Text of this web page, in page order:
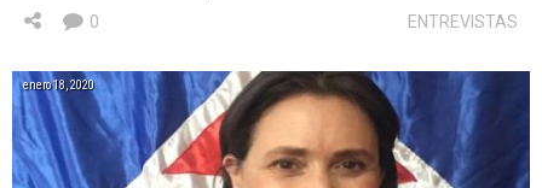
ENTREVISTAS
0
enero 18, 2020